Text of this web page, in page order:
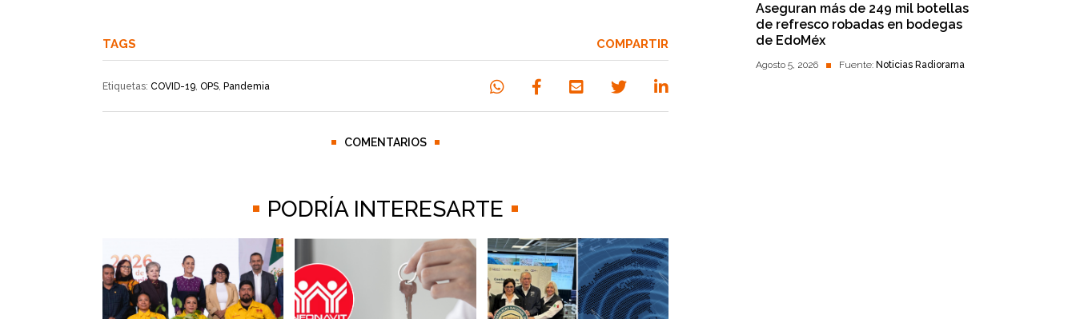
TAGS
Etiquetas: COVID-19 OPS Pandemia
COMPARTIR
COMENTARIOS
PODRÍA INTERESARTE
Aseguran más de 249 mil botellas
de refresco robadas en bodegas
de EdoMéx
Agosto 5, 2026 Fuente: Noticias Radiorama